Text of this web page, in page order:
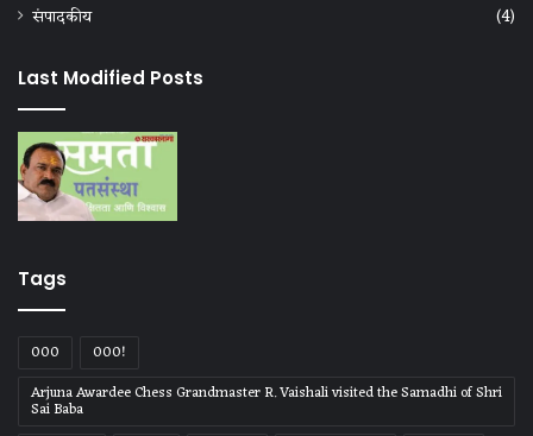
संपादकीय
(4)
Last Modified Posts
Tags
000
000!
Arjuna Awardee Chess Grandmaster R. Vaishali visited the Samadhi of Shri
Sai Baba